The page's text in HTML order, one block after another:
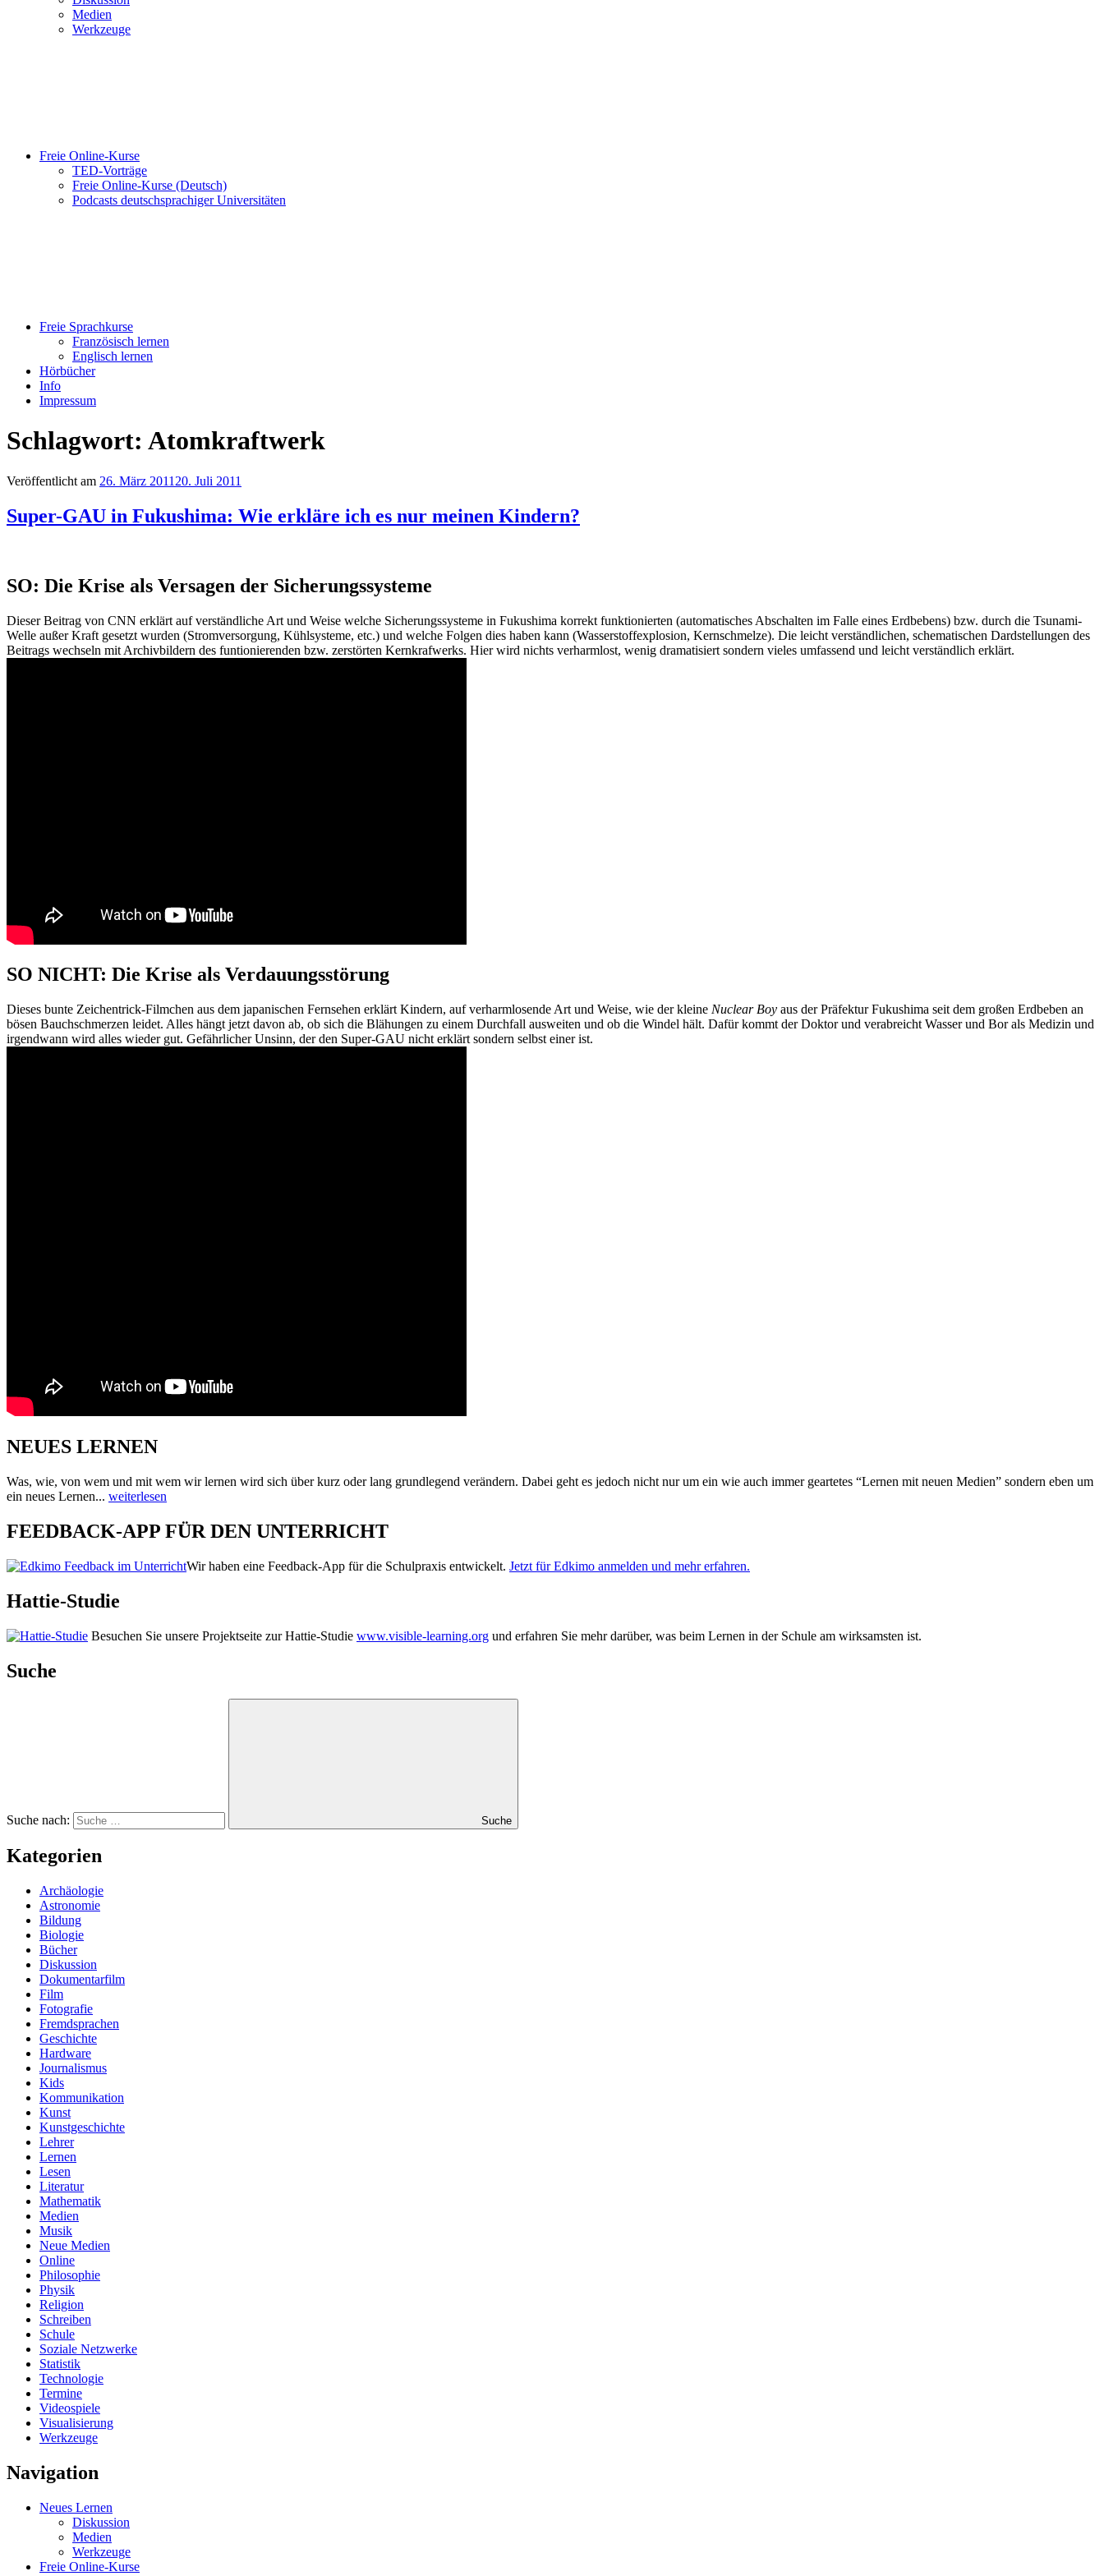
Medien
Werkzeuge
Freie Online-Kurse
TED-Vorträge
Freie Online-Kurse (Deutsch)
Podcasts deutschsprachiger Universitäten
Freie Sprachkurse
Französisch lernen
Englisch lernen
Hörbücher
Info
Impressum
Schlagwort: Atomkraftwerk
Veröffentlicht am 26. März 2011 20. Juli 2011
Super-GAU in Fukushima: Wie erkläre ich es nur meinen Kindern?
SO: Die Krise als Versagen der Sicherungssysteme
Dieser Beitrag von CNN erklärt auf verständliche Art und Weise welche Sicherungssysteme in Fukushima korrekt funktionierten (automatisches Abschalten im Falle eines Erdbebens) bzw. durch die Tsunami-
Welle außer Kraft gesetzt wurden (Stromversorgung, Kühlsysteme, etc.) und welche Folgen dies haben kann (Wasserstoffexplosion, Kernschmelze). Die leicht verständlichen, schematischen Dardstellungen des
Beitrags wechseln mit Archivbildern des funtionierenden bzw. zerstörten Kernkrafwerks. Hier wird nichts verharmlost, wenig dramatisiert sondern vieles umfassend und leicht verständlich erklärt.
SO NICHT: Die Krise als Verdauungsstörung
Dieses bunte Zeichentrick-Filmchen aus dem japanischen Fernsehen erklärt Kindern, auf verharmlosende Art und Weise, wie der kleine Nuclear Boy aus der Präfektur Fukushima seit dem großen Erdbeben an
bösen Bauchschmerzen leidet. Alles hängt jetzt davon ab, ob sich die Blähungen zu einem Durchfall ausweiten und ob die Windel hält. Dafür kommt der Doktor und verabreicht Wasser und Bor als Medizin und
irgendwann wird alles wieder gut. Gefährlicher Unsinn, der den Super-GAU nicht erklärt sondern selbst einer ist.
NEUES LERNEN
Was, wie, von wem und mit wem wir lernen wird sich über kurz oder lang grundlegend verändern. Dabei geht es jedoch nicht nur um ein wie auch immer geartetes “Lernen mit neuen Medien” sondern eben um
ein neues Lernen... weiterlesen
FEEDBACK-APP FÜR DEN UNTERRICHT
Wir haben eine Feedback-App für die Schulpraxis entwickelt. Jetzt für Edkimo anmelden und mehr erfahren.
Hattie-Studie
Besuchen Sie unsere Projektseite zur Hattie-Studie www.visible-learning.org und erfahren Sie mehr darüber, was beim Lernen in der Schule am wirksamsten ist.
Suche
Suche nach: Suche
Kategorien
Archäologie
Astronomie
Bildung
Biologie
Bücher
Diskussion
Dokumentarfilm
Film
Fotografie
Fremdsprachen
Geschichte
Hardware
Journalismus
Kids
Kommunikation
Kunst
Kunstgeschichte
Lehrer
Lernen
Lesen
Literatur
Mathematik
Medien
Musik
Neue Medien
Online
Philosophie
Physik
Religion
Schreiben
Schule
Soziale Netzwerke
Statistik
Technologie
Termine
Videospiele
Visualisierung
Werkzeuge
Navigation
Neues Lernen
Diskussion
Medien
Werkzeuge
Freie Online-Kurse